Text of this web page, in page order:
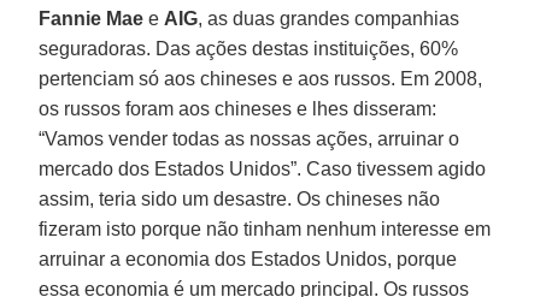
Fannie Mae e AIG, as duas grandes companhias
seguradoras. Das ações destas instituições, 60%
pertenciam só aos chineses e aos russos. Em 2008,
os russos foram aos chineses e lhes disseram:
“Vamos vender todas as nossas ações, arruinar o
mercado dos Estados Unidos”. Caso tivessem agido
assim, teria sido um desastre. Os chineses não
fizeram isto porque não tinham nenhum interesse em
arruinar a economia dos Estados Unidos, porque
essa economia é um mercado principal. Os russos